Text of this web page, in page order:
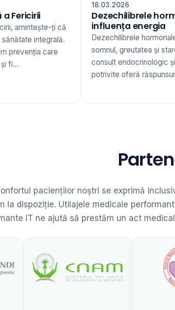
Fericirii
amintește-ți că
integrală.
prevenția care
fi...
18.03.2026
Dezechilibrele
influența energia
Dezechilibrele
somnul, greutatea și
consult endocrinologic
potrivite oferă
pacienților noștri se exprimă
la dispoziție. Utilajele medicale
IT ne ajută să prestăm un act